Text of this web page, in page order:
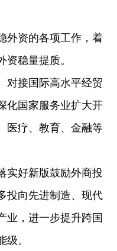
资的各项工作，着
稳量提质。
接国际高水平经贸
化国家服务业扩大开
医疗、教育、金融等
好新版鼓励外商投
投向先进制造、现代
业，进一步提升跨国
。